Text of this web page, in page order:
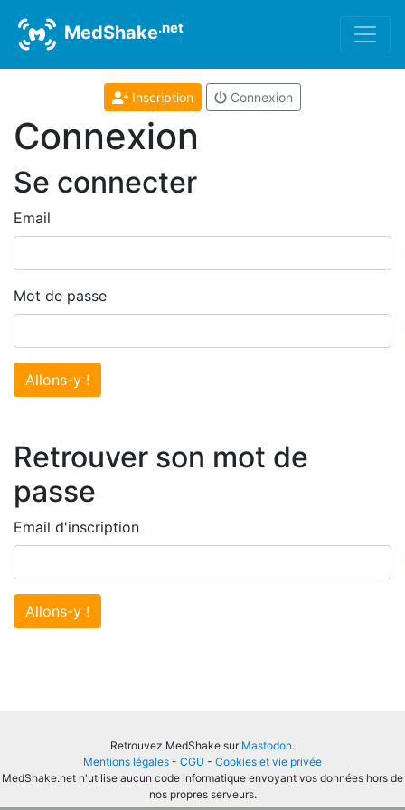
MedShake.net
Inscription Connexion
Connexion
Se connecter
Email
Mot de passe
Allons-y !
Retrouver son mot de
passe
Email d'inscription
Allons-y !
Retrouvez MedShake sur Mastodon.
Mentions légales - CGU - Cookies et vie privée
MedShake.net n'utilise aucun code informatique envoyant vos données hors de
nos propres serveurs.